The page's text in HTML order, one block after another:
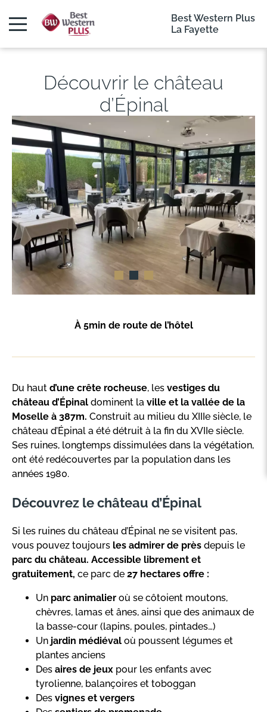
Best Western Plus
La Fayette
Découvrir le château
d’Épinal
À 5min de route de l’hôtel
Du haut d’une crête rocheuse, les vestiges du
château d’Épinal dominent la ville et la vallée de la
Moselle à 387m. Construit au milieu du XIIIe siècle, le
château d’Épinal a été détruit à la fin du XVIIe siècle.
Ses ruines, longtemps dissimulées dans la végétation,
ont été redécouvertes par la population dans les
années 1980.
Découvrez le château d’Épinal
Si les ruines du château d’Épinal ne se visitent pas,
vous pouvez toujours les admirer de près depuis le
parc du château. Accessible librement et
gratuitement, ce parc de 27 hectares offre :
Un parc animalier où se côtoient moutons,
chèvres, lamas et ânes, ainsi que des animaux de
la basse-cour (lapins, poules, pintades…)
Un jardin médiéval où poussent légumes et
plantes anciens
Des aires de jeux pour les enfants avec
tyrolienne, balançoires et toboggan
Des vignes et vergers